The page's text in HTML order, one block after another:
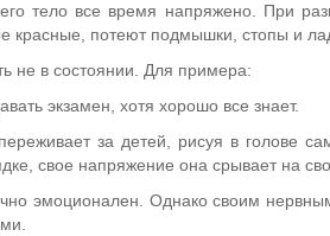
тело все время напряжено. При
красные, потеют подмышки, стопы и
не в состоянии. Для примера:
экзамен, хотя хорошо все знает.
за детей, рисуя в голове
свое напряжение она срывает на
эмоционален. Однако своим